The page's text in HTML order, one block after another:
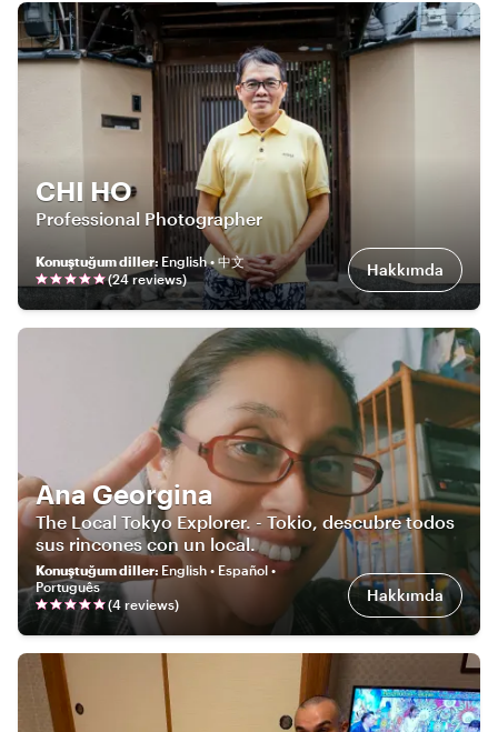
CHI HO
Professional Photographer
Konuştuğum diller: English • 中文
(24reviews) Hakkımda
Ana Georgina
The Local Tokyo Explorer. - Tokio, descubre todos
sus rincones con un local.
Konuştuğum diller: English • Español •
Português
(4 reviews) Hakkımda